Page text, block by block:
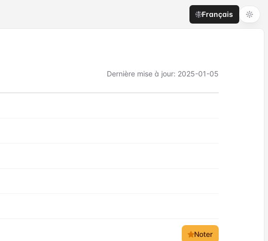
Français
Dernière mise à jour: 2025-01-05
Noter